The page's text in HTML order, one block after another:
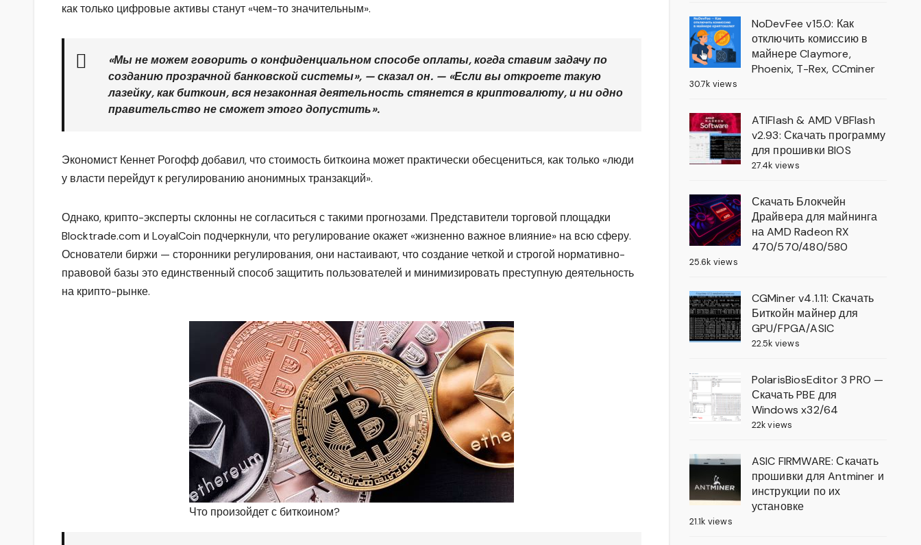
как только цифровые активы станут «чем-то значительным».
«Мы не можем говорить о конфиденциальном способе оплаты, когда ставим задачу по
созданию прозрачной банковской системы», — сказал он. — «Если вы откроете такую
лазейку, как биткоин, вся незаконная деятельность стянется в криптовалюту, и ни одно
правительство не сможет этого допустить».
Экономист Кеннет Рогофф добавил, что стоимость биткоина может практически обесцениться, как только «люди
у власти перейдут к регулированию анонимных транзакций».
Однако, крипто-эксперты склонны не согласиться с такими прогнозами. Представители торговой площадки
Blocktrade.com и LoyalCoin подчеркнули, что регулирование окажет «жизненно важное влияние» на всю сферу.
Основатели биржи — сторонники регулирования, они настаивают, что создание четкой и строгой нормативно-
правовой базы это единственный способ защитить пользователей и минимизировать преступную деятельность
на крипто-рынке.
Что произойдет с биткоином?
NoDevFee v15.0: Как
отключить комиссию в
майнере Claymore,
Phoenix, T-Rex, CCminer
30.7k views
ATIFlash & AMD VBFlash
v2.93: Скачать программу
для прошивки BIOS
27.4k views
Скачать Блокчейн
Драйвера для майнинга
на AMD Radeon RX
470/570/480/580
25.6k views
CGMiner v4.1.11: Скачать
Биткойн майнер для
GPU/FPGA/ASIC
22.5k views
PolarisBiosEditor 3 PRO —
Скачать PBE для
Windows x32/64
22k views
ASIC FIRMWARE: Скачать
прошивки для Antminer и
инструкции по их
установке
21.1k views